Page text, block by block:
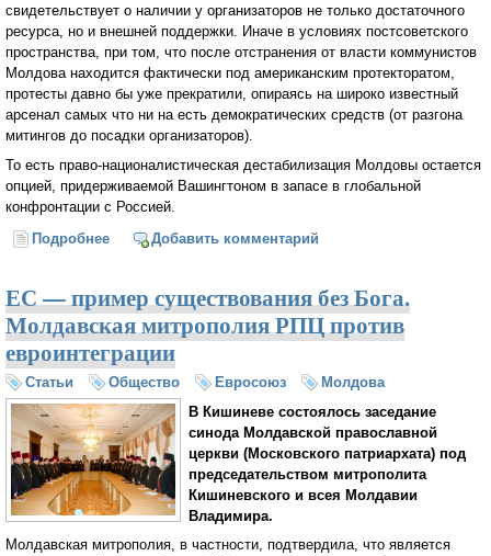
свидетельствует о наличии у организаторов не только достаточного
ресурса, но и внешней поддержки. Иначе в условиях постсоветского
пространства, при том, что после отстранения от власти коммунистов
Молдова находится фактически под американским протекторатом,
протесты давно бы уже прекратили, опираясь на широко известный
арсенал самых что ни на есть демократических средств (от разгона
митингов до посадки организаторов).
То есть право-националистическая дестабилизация Молдовы остается
опцией, придерживаемой Вашингтоном в запасе в глобальной
конфронтации с Россией.
Подробнее о Молдова: затишье перед бурей (Ростислав
Добавить комментарий
ЕС — пример существования без Бога.
Молдавская митрополия РПЦ против
евроинтеграции
Статьи Общество Евросоюз
Молдова
В Кишиневе состоялось заседание
синода Молдавской православной
церкви (Московского патриархата) под
председательством митрополита
Кишиневского и всея Молдавии
Владимира.
Молдавская митрополия, в частности, подтвердила, что является